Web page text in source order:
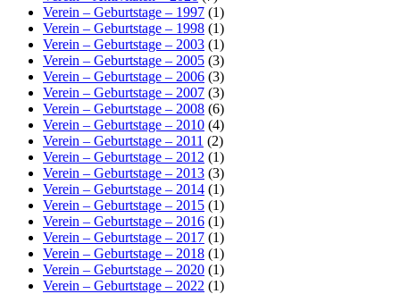
Verein – Geburtstage – 1997 (1)
Verein – Geburtstage – 1998 (1)
Verein – Geburtstage – 2003 (1)
Verein – Geburtstage – 2005 (3)
Verein – Geburtstage – 2006 (3)
Verein – Geburtstage – 2007 (3)
Verein – Geburtstage – 2008 (6)
Verein – Geburtstage – 2010 (4)
Verein – Geburtstage – 2011 (2)
Verein – Geburtstage – 2012 (1)
Verein – Geburtstage – 2013 (3)
Verein – Geburtstage – 2014 (1)
Verein – Geburtstage – 2015 (1)
Verein – Geburtstage – 2016 (1)
Verein – Geburtstage – 2017 (1)
Verein – Geburtstage – 2018 (1)
Verein – Geburtstage – 2020 (1)
Verein – Geburtstage – 2022 (1)